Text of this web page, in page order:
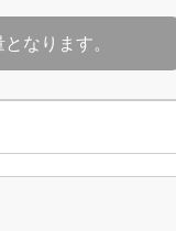
なります。